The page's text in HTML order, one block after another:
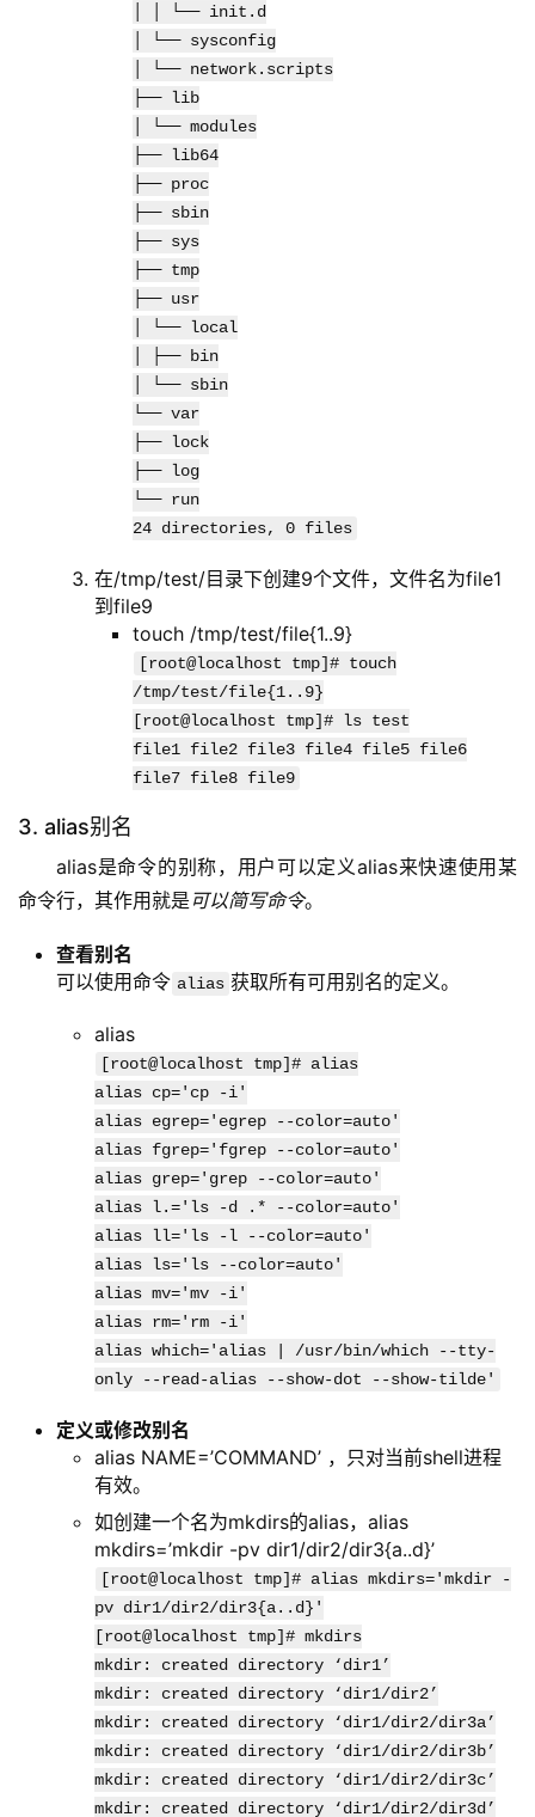
│ │ └── init.d
│ └── sysconfig
│ └── network.scripts
├── lib
│ └── modules
├── lib64
├── proc
├── sbin
├── sys
├── tmp
├── usr
│ └── local
│ ├── bin
│ └── sbin
└── var
├── lock
├── log
└── run
24 directories, 0 files
在/tmp/test/目录下创建9个文件，文件名为file1
到file9
touch /tmp/test/file{1..9}
[root@localhost tmp]# touch
/tmp/test/file{1..9}
[root@localhost tmp]# ls test
file1 file2 file3 file4 file5 file6
file7 file8 file9
3. alias别名
alias是命令的别称，用户可以定义alias来快速使用某
命令行，其作用就是 可以简写命令。
查看别名
可以使用命令 alias 获取所有可用别名的定义。
alias
[root@localhost tmp]# alias
alias cp='cp -i'
alias egrep='egrep --color=auto'
alias fgrep='fgrep --color=auto'
alias grep='grep --color=auto'
alias l.='ls -d .* --color=auto'
alias ll='ls -l --color=auto'
alias ls='ls --color=auto'
alias mv='mv -i'
alias rm='rm -i'
alias which='alias | /usr/bin/which --tty-
only --read-alias --show-dot --show-tilde'
定义或修改别名
alias NAME=’COMMAND’ ，只对当前shell进程
有效。
如创建一个名为mkdirs的alias，alias
mkdirs=’mkdir -pv dir1/dir2/dir3{a..d}’
[root@localhost tmp]# alias mkdirs='mkdir -
pv dir1/dir2/dir3{a..d}'
[root@localhost tmp]# mkdirs
mkdir: created directory ‘dir1’
mkdir: created directory ‘dir1/dir2’
mkdir: created directory ‘dir1/dir2/dir3a’
mkdir: created directory ‘dir1/dir2/dir3b’
mkdir: created directory ‘dir1/dir2/dir3c’
mkdir: created directory ‘dir1/dir2/dir3d’